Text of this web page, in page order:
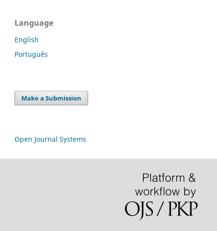
Language
English
Português
Make a Submission
Open Journal Systems